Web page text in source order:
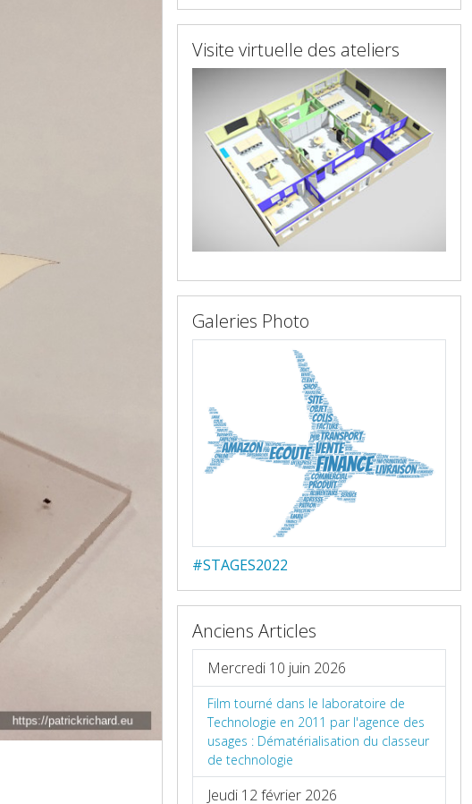
Visite virtuelle des ateliers
Galeries Photo
#STAGES2022
Anciens Articles
Mercredi 10 juin 2026
Film tourné dans le laboratoire de
Technologie en 2011 par l'agence des
usages : Dématérialisation du classeur
de technologie
Jeudi 12 février 2026